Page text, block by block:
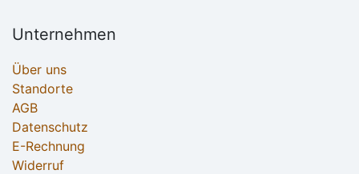
Unternehmen
Über uns
Standorte
AGB
Datenschutz
E-Rechnung
Widerruf